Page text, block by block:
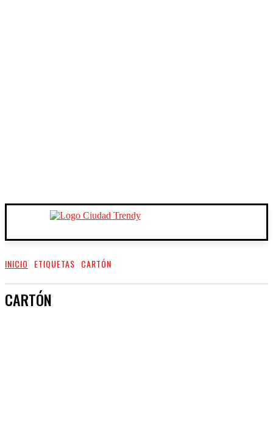
INICIO ETIQUETAS CARTÓN
CARTÓN